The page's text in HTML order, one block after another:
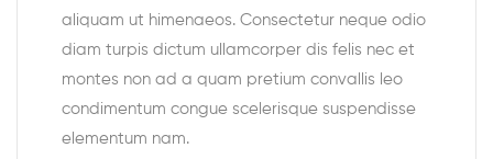
aliquam ut himenaeos. Consectetur neque odio
diam turpis dictum ullamcorper dis felis nec et
montes non ad a quam pretium convallis leo
condimentum congue scelerisque suspendisse
elementum nam.